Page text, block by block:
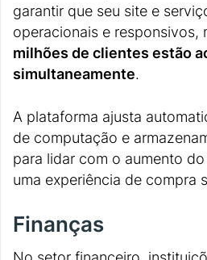
garantir que seu site e
operacionais e responsivos,
milhões de clientes estão
simultaneamente.
A plataforma ajusta
de computação e
para lidar com o aumento
uma experiência de compra
Finanças